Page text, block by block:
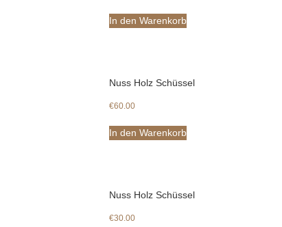
In den Warenkorb
Nuss Holz Schüssel
€60.00
In den Warenkorb
Nuss Holz Schüssel
€30.00